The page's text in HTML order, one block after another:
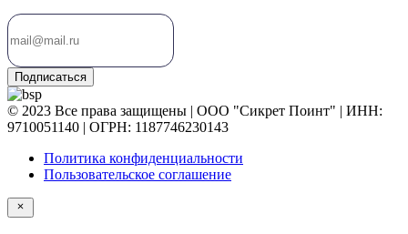
Подписаться
© 2023 Все права защищены | ООО "Сикрет Поинт" | ИНН:
9710051140 | ОГРН: 1187746230143
Политика конфиденциальности
Пользовательское соглашение